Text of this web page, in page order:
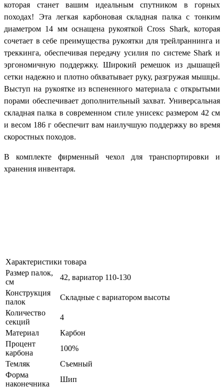
которая станет вашим идеальным спутником в горных
походах! Эта легкая карбоновая складная палка с тонким
диаметром 14 мм оснащена рукояткой Cross Shark, которая
сочетает в себе преимущества рукоятки для трейлраннинга и
треккинга, обеспечивая передачу усилия по системе Shark и
эргономичную поддержку. Широкий ремешок из дышащей
сетки надежно и плотно обхватывает руку, разгружая мышцы.
Выступ на рукоятке из вспененного материала с открытыми
порами обеспечивает дополнительный захват. Универсальная
складная палка в современном стиле унисекс размером 42 см
и весом 186 г обеспечит вам наилучшую поддержку во время
скоростных походов.
В комплекте фирменный чехол для транспортировки и
хранения инвентаря.
Характеристики товара
Размер палок,
см
42, вариатор 110-130
Конструкция
палок
Складные с вариатором высоты
Количество
секций
4
Материал
Карбон
Процент
карбона
100%
Темляк
Съемный
Форма
наконечника
Шип